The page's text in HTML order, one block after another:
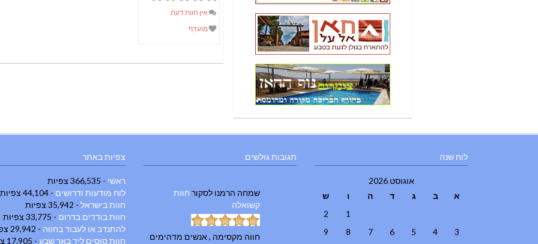
אין חוות דעת
מועדף
צפיות באתר
ראשי - 366,535 צפיות
לוח מודעות ודרושים - 44,104 צפיות
חוות בישראל - 35,942 צפיות
חוות בודדים בדרום - 33,775 צפיות
להתנדב או לעבוד בחווה - 29,942 צפיות
חוות סוסים ליד באר שבע - 17,905 צפיות
תגובות גולשים
שמחה הרמנו לסקור חוות
קשואלה
חווה מקסימה , אנשים מדהימים
לוח שנה
אוגוסט 2026
א
ב ג ד ה ו
ש
1
2
3
4
5
6
7
8
9